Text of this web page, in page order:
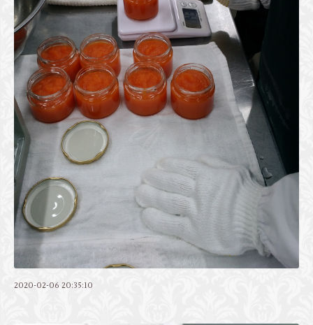
2020-02-06 20:35:10